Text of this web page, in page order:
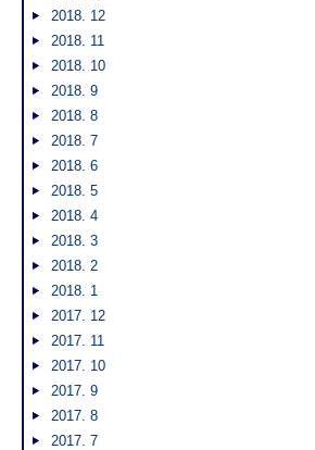
2018. 12
2018. 11
2018. 10
2018. 9
2018. 8
2018. 7
2018. 6
2018. 5
2018. 4
2018. 3
2018. 2
2018. 1
2017. 12
2017. 11
2017. 10
2017. 9
2017. 8
2017. 7